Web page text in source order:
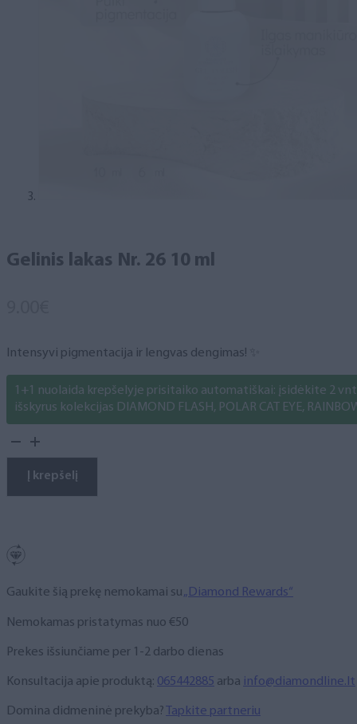
Gelinis lakas Nr. 26 10 ml
Intensyvi pigmentacija ir lengvas dengimas! ✨
1+1 nuolaida krepšelyje prisitaiko automatiškai: įsidėkite 2
išskyrus kolekcijas DIAMOND FLASH, POLAR CAT EYE,
produkto
kiekis:
Gelinis
ml
Į krepšelį
Gaukite šią prekę nemokamai su„Diamond Rewards“
Nemokamas pristatymas nuo €50
Prekes išsiunčiame per 1-2 darbo dienas
Konsultacija apie produktą: 065442885 arba info@diamondline.lt
Domina didmeninė prekyba? Tapkite partneriu